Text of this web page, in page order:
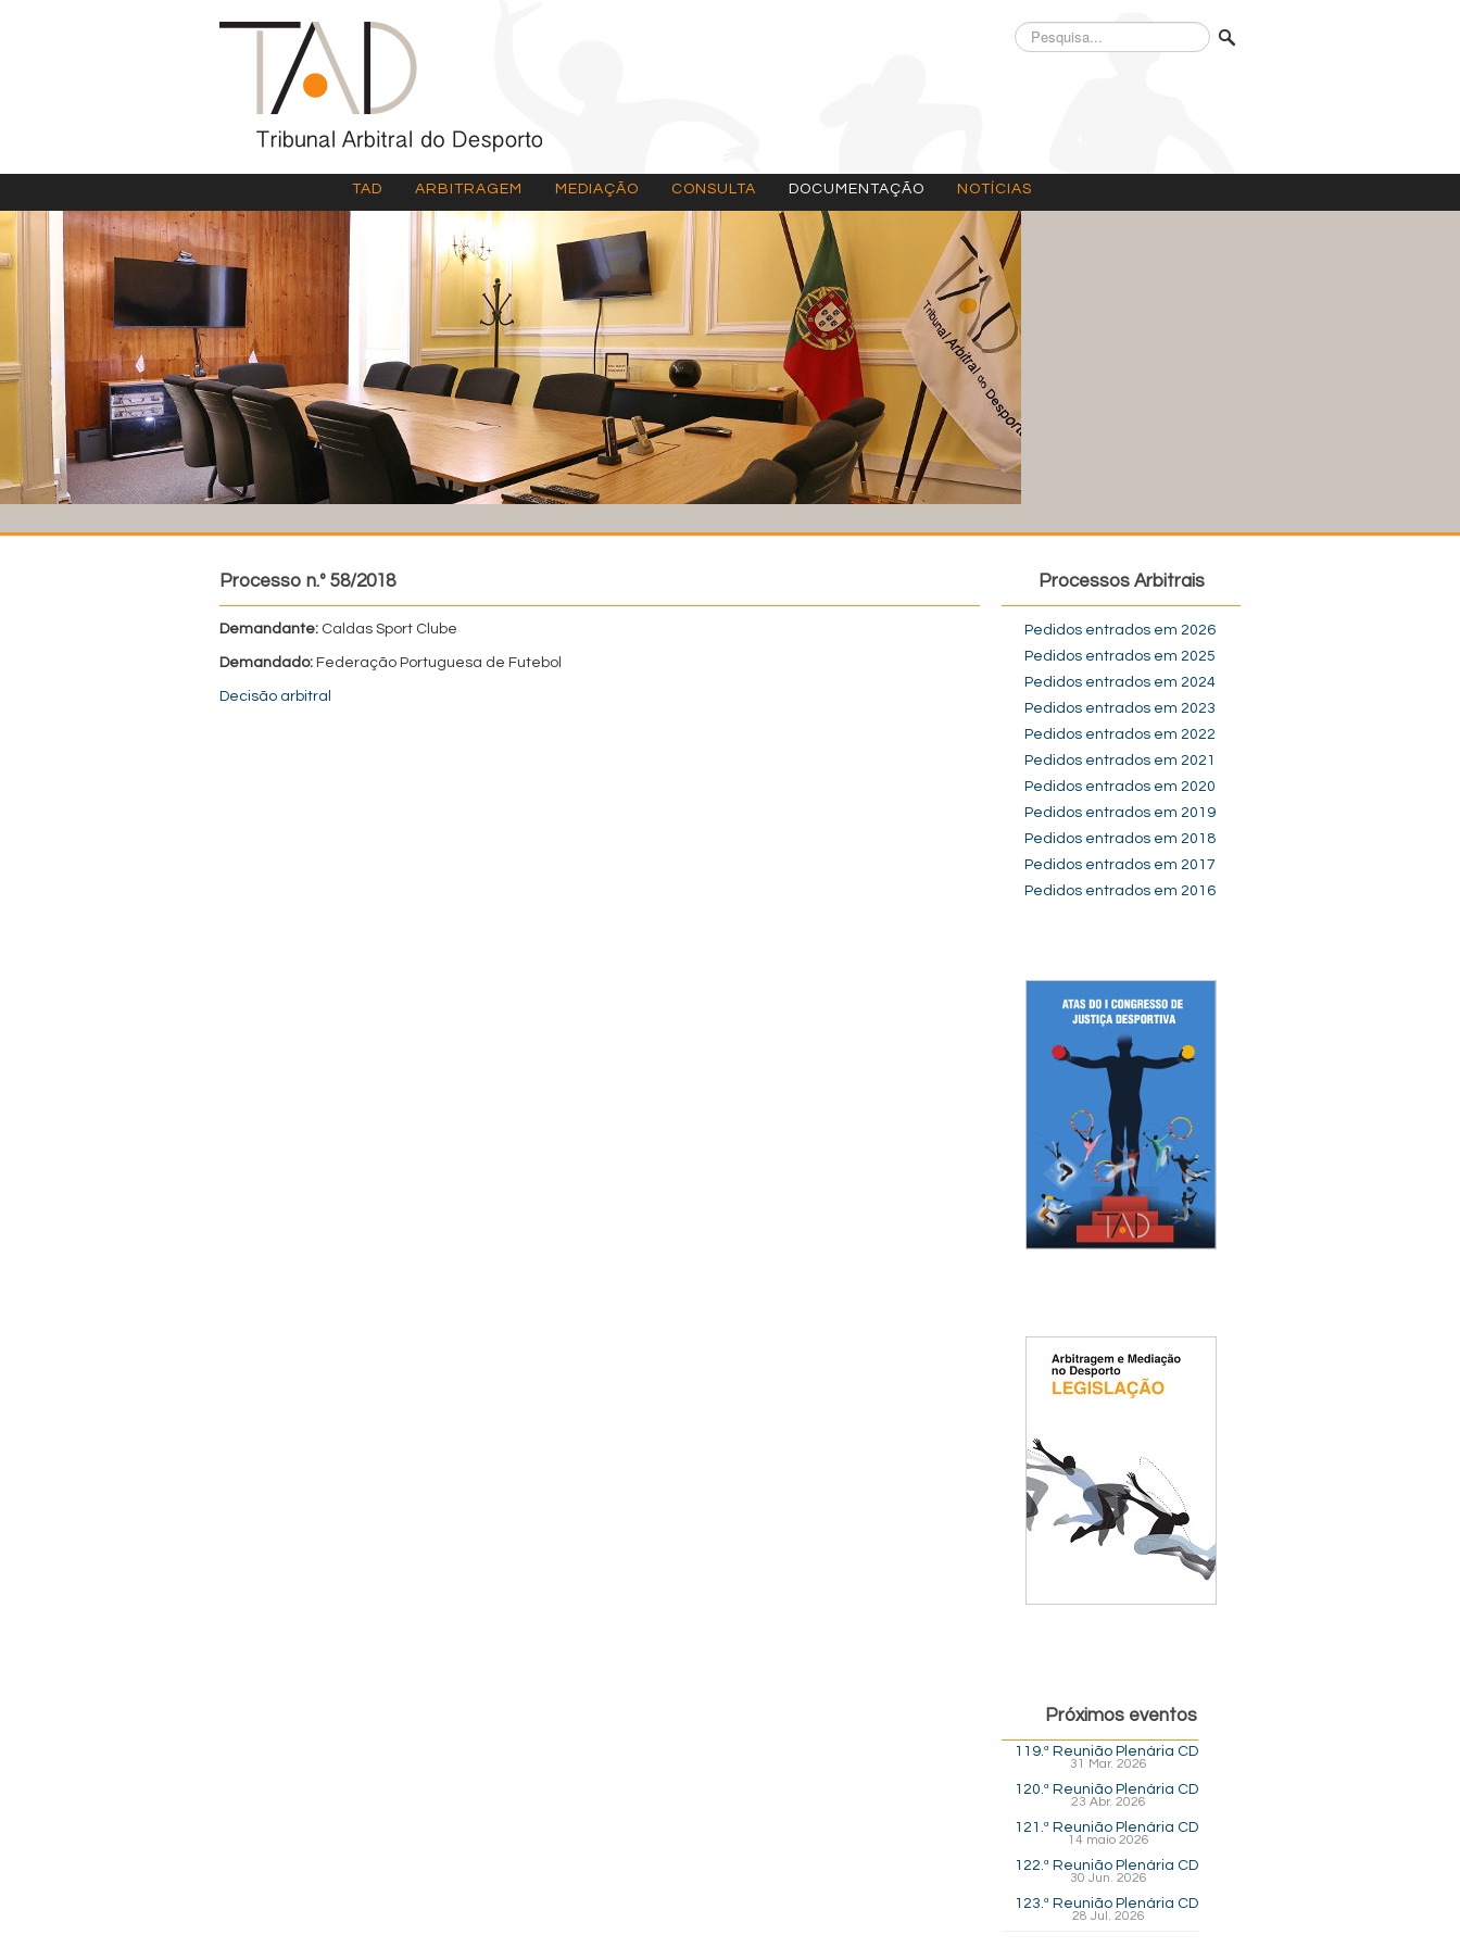
Pesquisa...
TAD ARBITRAGEM MEDIAÇÃO CONSULTA DOCUMENTAÇÃO NOTÍCIAS
Processo n.º 58/2018
Demandante: Caldas Sport Clube
Demandado: Federação Portuguesa de Futebol
Decisão arbitral
Processos Arbitrais
Pedidos entrados em 2026
Pedidos entrados em 2025
Pedidos entrados em 2024
Pedidos entrados em 2023
Pedidos entrados em 2022
Pedidos entrados em 2021
Pedidos entrados em 2020
Pedidos entrados em 2019
Pedidos entrados em 2018
Pedidos entrados em 2017
Pedidos entrados em 2016
Próximos eventos
119.ª Reunião Plenária CD
31 Mar. 2026
120.ª Reunião Plenária CD
23 Abr. 2026
121.ª Reunião Plenária CD
14 maio 2026
122.ª Reunião Plenária CD
30 Jun. 2026
123.ª Reunião Plenária CD
28 Jul. 2026